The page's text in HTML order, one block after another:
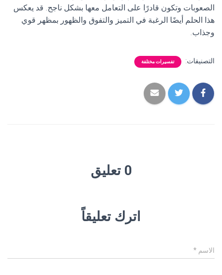
الصعوبات وتكون قادرًا على التعامل معها بشكل ناجح. قد يعكس
هذا الحلم أيضًا الرغبة في التميز والتفوق والظهور بمظهر قوي
وجذاب.
التصنيفات: تفسيرات مختلفة
0 تعليق
اترك تعليقاً
الاسم *